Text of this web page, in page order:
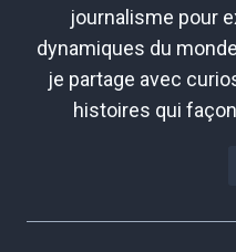
journalisme pour
dynamiques du
je partage avec
histoires qui